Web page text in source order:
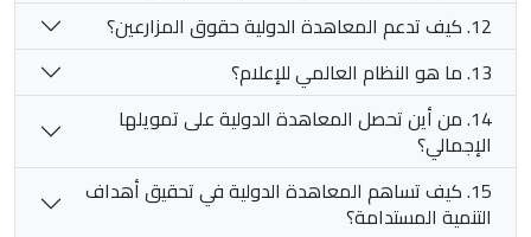
12. كيف تدعم المعاهدة الدولية حقوق المزارعين؟
13. ما هو النظام العالمي للإعلام؟
14. من أين تحصل المعاهدة الدولية على تمويلها
الإجمالي؟
15. كيف تساهم المعاهدة الدولية في تحقيق أهداف
التنمية المستدامة؟